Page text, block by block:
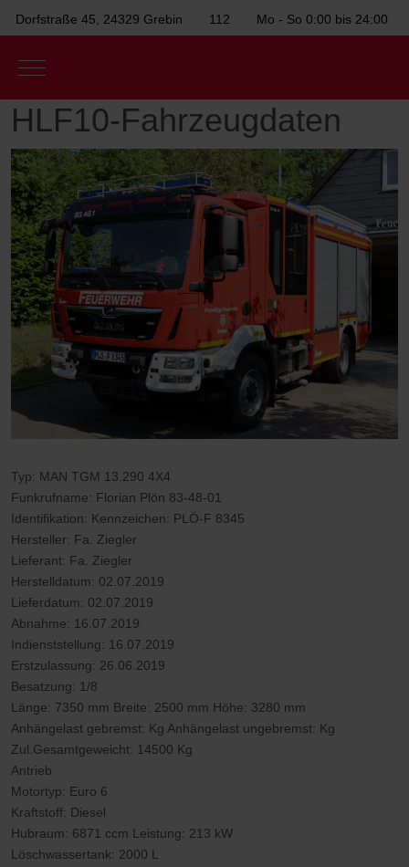
Dorfstraße 45, 24329 Grebin 112 Mo - So 0:00 bis 24:00
Mobile Menu Toggle
HLF10-Fahrzeugdaten
Typ: MAN TGM 13.290 4X4
Funkrufname: Florian Plön 83-48-01
Identifikation: Kennzeichen: PLÖ-F 8345
Hersteller: Fa. Ziegler
Lieferant: Fa. Ziegler
Herstelldatum: 02.07.2019
Lieferdatum: 02.07.2019
Abnahme: 16.07.2019
Indienststellung: 16.07.2019
Erstzulassung: 26.06.2019
Besatzung: 1/8
Länge: 7350 mm Breite: 2500 mm Höhe: 3280 mm
Anhängelast gebremst: Kg Anhängelast ungebremst: Kg
Zul.Gesamtgeweicht: 14500 Kg
Antrieb
Motortyp: Euro 6
Kraftstoff: Diesel
Hubraum: 6871 ccm Leistung: 213 kW
Löschwassertank: 2000 L